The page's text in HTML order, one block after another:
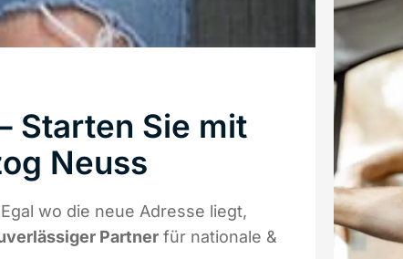
Starten Sie mit
Neuss
wo die neue Adresse liegt,
Partner für nationale &